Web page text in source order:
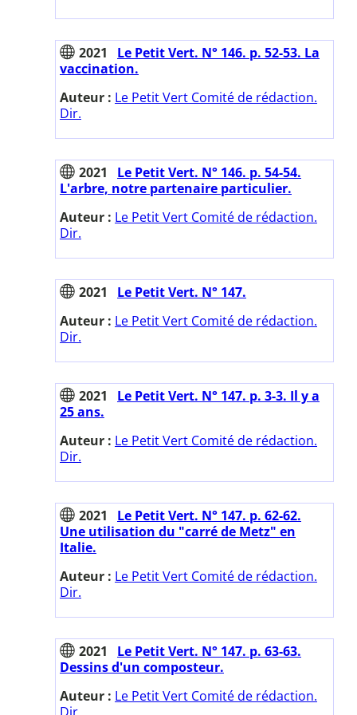
2021
Le Petit Vert. N° 146. p. 52-53. La
vaccination.
Auteur : Le Petit Vert Comité de rédaction.
Dir.
2021
Le Petit Vert. N° 146. p. 54-54.
L'arbre, notre partenaire particulier.
Auteur : Le Petit Vert Comité de rédaction.
Dir.
2021
Le Petit Vert. N° 147.
Auteur : Le Petit Vert Comité de rédaction.
Dir.
2021
Le Petit Vert. N° 147. p. 3-3. Il y a
25 ans.
Auteur : Le Petit Vert Comité de rédaction.
Dir.
2021
Le Petit Vert. N° 147. p. 62-62.
Une utilisation du "carré de Metz" en
Italie.
Auteur : Le Petit Vert Comité de rédaction.
Dir.
2021
Le Petit Vert. N° 147. p. 63-63.
Dessins d'un composteur.
Auteur : Le Petit Vert Comité de rédaction.